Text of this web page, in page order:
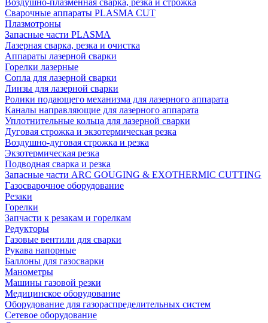
Воздушно-плазменная сварка, резка и строжка
Сварочные аппараты PLASMA CUT
Плазмотроны
Запасные части PLASMA
Лазерная сварка, резка и очистка
Аппараты лазерной сварки
Горелки лазерные
Сопла для лазерной сварки
Линзы для лазерной сварки
Ролики подающего механизма для лазерного аппарата
Каналы направляющие для лазерного аппарата
Уплотнительные кольца для лазерной сварки
Дуговая строжка и экзотермическая резка
Воздушно-дуговая строжка и резка
Экзотермическая резка
Подводная сварка и резка
Запасные части ARC GOUGING & EXOTHERMIC CUTTING
Газосварочное оборудование
Резаки
Горелки
Запчасти к резакам и горелкам
Редукторы
Газовые вентили для сварки
Рукава напорные
Баллоны для газосварки
Манометры
Машины газовой резки
Медицинское оборудование
Оборудование для газораспределительных систем
Сетевое оборудование